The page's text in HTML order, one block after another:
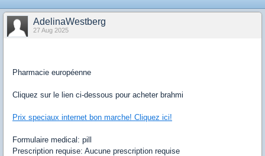
AdelinaWestberg
27 Aug 2025
Pharmacie européenne
Cliquez sur le lien ci-dessous pour acheter brahmi
Prix speciaux internet bon marche! Cliquez ici!
Formulaire medical: pill
Prescription requise: Aucune prescription requise